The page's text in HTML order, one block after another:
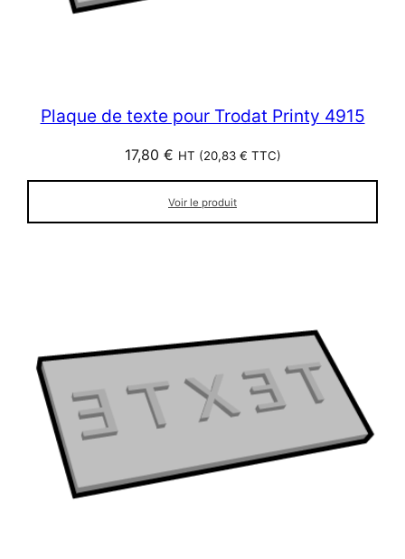
Plaque de texte pour Trodat Printy 4915
17,80 € HT (20,83 € TTC)
Voir le produit